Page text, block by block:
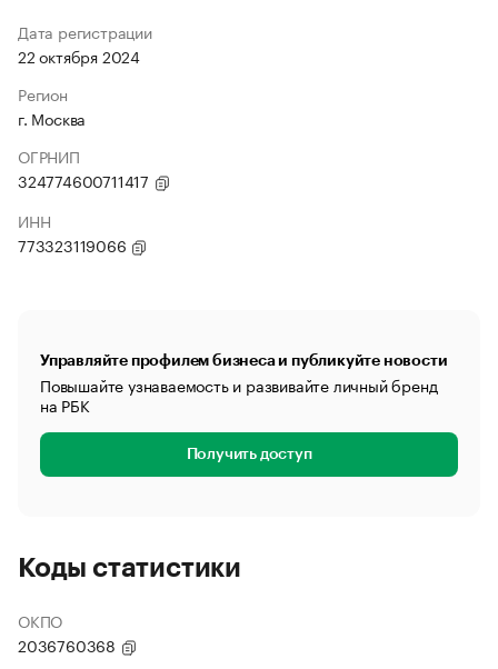
Дата регистрации
22 октября 2024
Регион
г. Москва
ОГРНИП
324774600711417
ИНН
773323119066
Управляйте профилем бизнеса и публикуйте новости
Повышайте узнаваемость и развивайте личный бренд
на РБК
Получить доступ
Коды статистики
ОКПО
2036760368